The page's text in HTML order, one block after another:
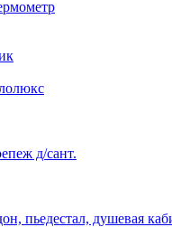
д/сант.
пьедестал, душевая